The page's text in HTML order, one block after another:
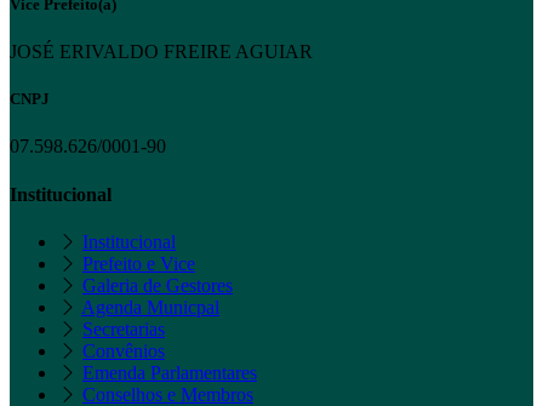
Vice Prefeito(a)
JOSÉ ERIVALDO FREIRE AGUIAR
CNPJ
07.598.626/0001-90
Institucional
Institucional
Prefeito e Vice
Galeria de Gestores
Agenda Municpal
Secretarias
Convênios
Emenda Parlamentares
Conselhos e Membros